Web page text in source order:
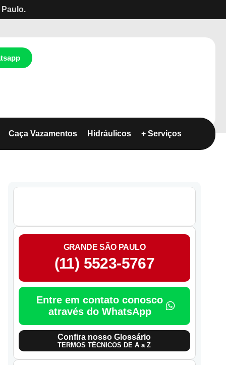
Caça Vazamentos Hidráulicos + Serviços
GRANDE SÃO PAULO
(11) 5523-5767
Entre em contato conosco
através do WhatsApp
Confira nosso Glossário
TERMOS TÉCNICOS DE A a Z